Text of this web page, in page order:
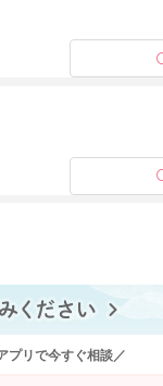
プリで今すぐ相談／